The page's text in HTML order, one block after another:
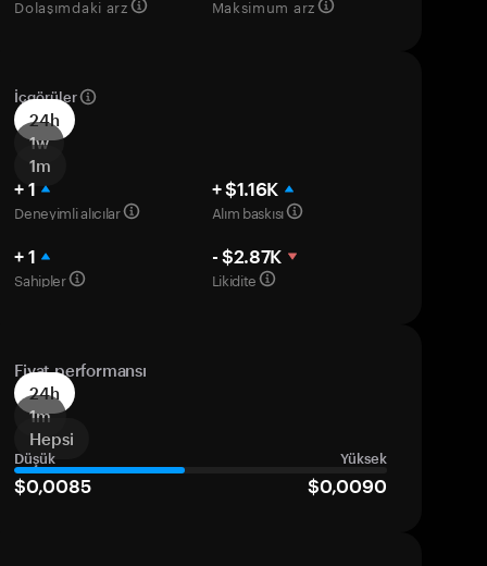
Dolaşımdaki arz
Maksimum arz
İçgörüler
24h
1w
1m
+ 1
Deneyimli alıcılar
+ $1.16K
Alım baskısı
+ 1
Sahipler
- $2.87K
Likidite
Fiyat performansı
24h
1m
Hepsi
Düşük Yüksek
$0,0085 $0,0090